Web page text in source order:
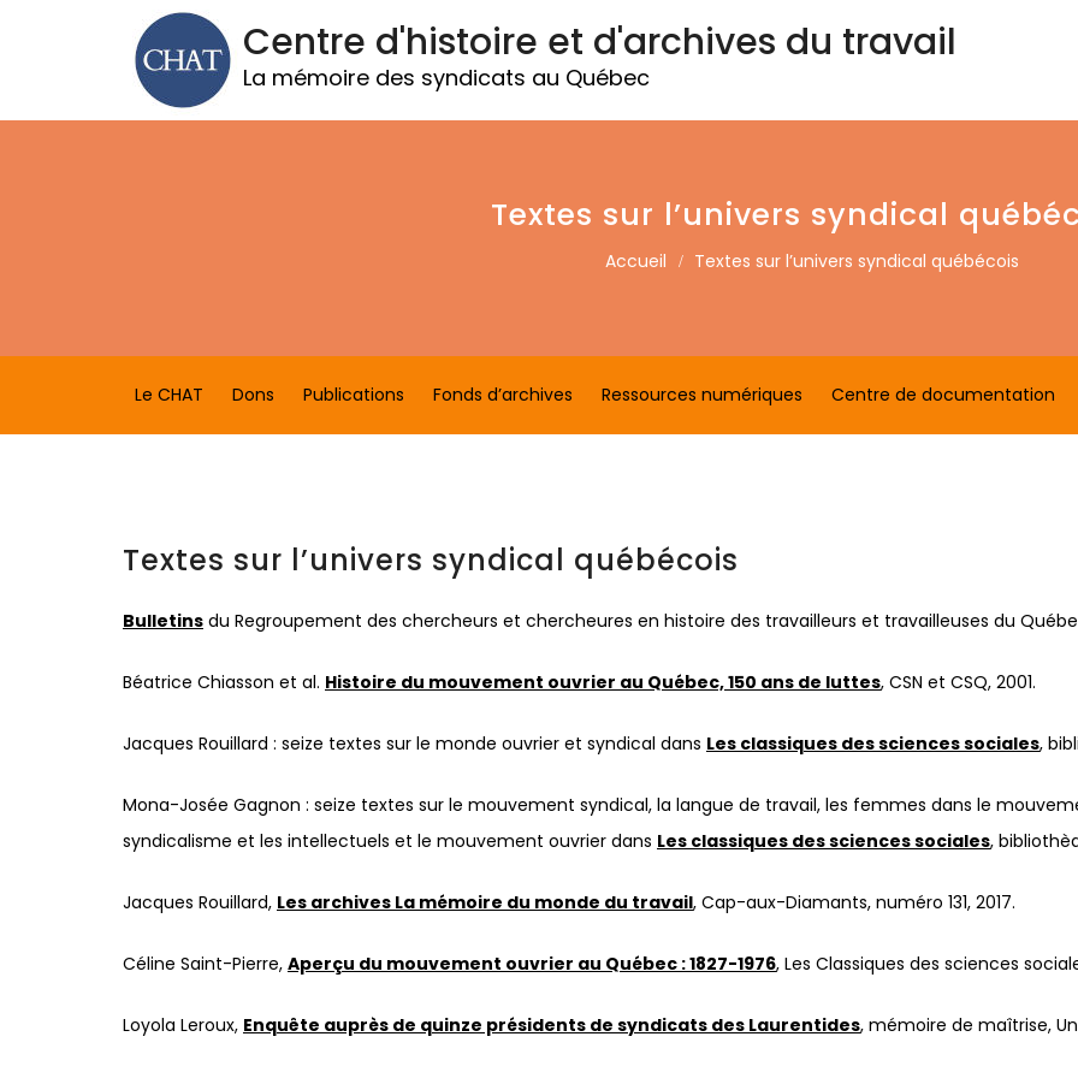
Centre d'histoire et d'archives du travail
La mémoire des syndicats au Québec
Textes sur l’univers syndical
Accueil Textes sur l’univers syndical québécois
Le CHAT Dons Publications Fonds d’archives Ressources numériques Centre de documentation
Textes sur l’univers syndical québécois
Bulletins du Regroupement des chercheurs et chercheures en histoire des travailleurs et travailleuses du
Béatrice Chiasson et al. Histoire du mouvement ouvrier au Québec, 150 ans de luttes, CSN et CSQ, 2001.
Jacques Rouillard : seize textes sur le monde ouvrier et syndical dans Les classiques des sciences sociales,
Mona-Josée Gagnon : seize textes sur le mouvement syndical, la langue de travail, les femmes dans le
syndicalisme et les intellectuels et le mouvement ouvrier dans Les classiques des sciences sociales,
Jacques Rouillard, Les archives La mémoire du monde du travail, Cap-aux-Diamants, numéro 131, 2017.
Céline Saint-Pierre, Aperçu du mouvement ouvrier au Québec : 1827-1976, Les Classiques des sciences
Loyola Leroux, Enquête auprès de quinze présidents de syndicats des Laurentides, mémoire de maîtrise,